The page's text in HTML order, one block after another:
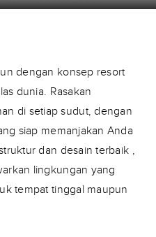
dengan konsep resort
dunia. Rasakan
di setiap sudut, dengan
siap memanjakan Anda
dan desain terbaik ,
lingkungan yang
tempat tinggal maupun